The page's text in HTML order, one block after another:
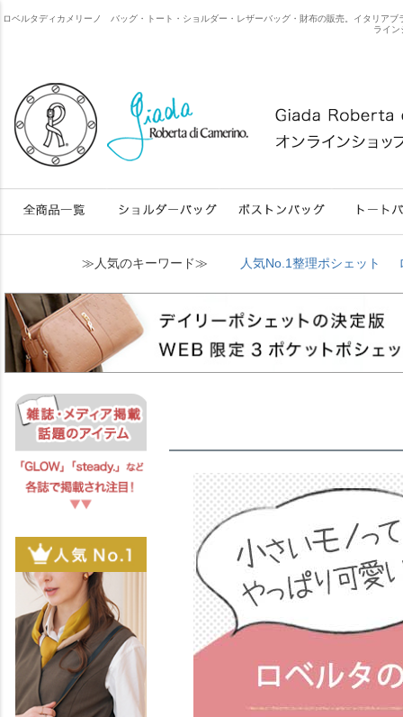
ロベルタディカメリーノ バッグ・トート・ショルダー・レザーバッグ・財布の販売。イタリア
ライン
≫人気のキーワード≫ 人気No.1整理ポシェット